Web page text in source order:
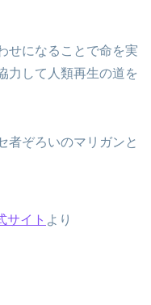
せになることで命を実
力して人類再生の道を
者ぞろいのマリガンと
サイト より